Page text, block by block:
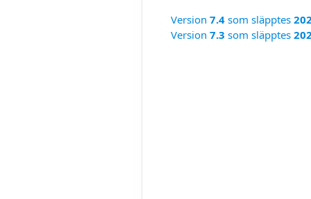
Version 7.4 som släpptes
Version 7.3 som släpptes